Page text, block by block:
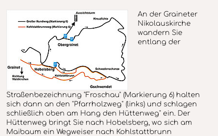
An der Graineter
Nikolauskirche
wandern Sie
entlang der
Straßenbezeichnung "Froschau" (Markierung 6) halten
sich dann an den "Pfarrholzweg" (links) und schlagen
schließlich oben am Hang den Hüttenweg" ein. Der
Hüttenweg bringt Sie nach Hobelsberg, wo sich am
Maibaum ein Wegweiser nach Kohlstattbrunn